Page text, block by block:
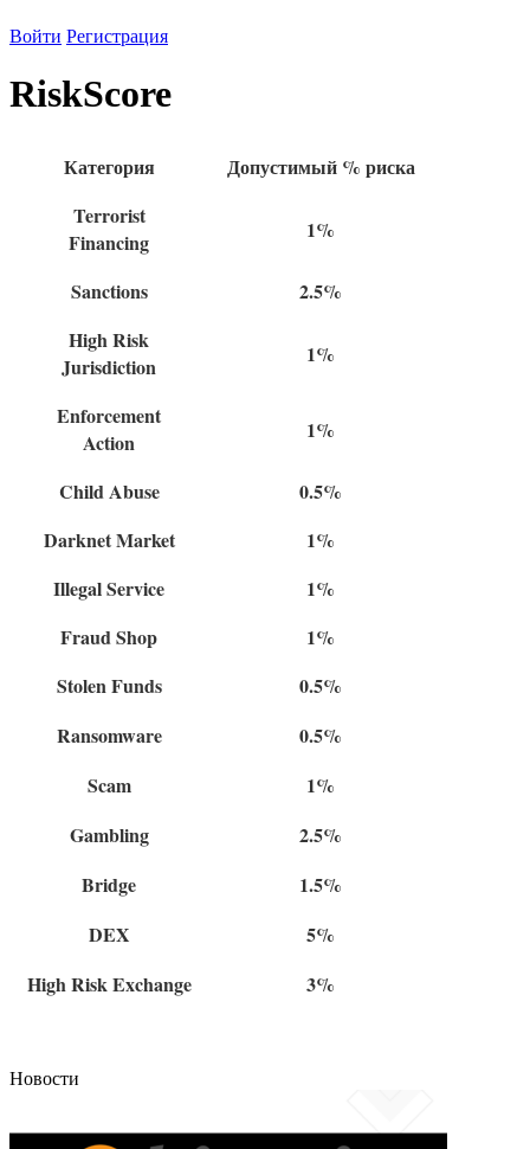
Войти Регистрация
RiskScore
Категория
Допустимый % риска
Terrorist
Financing
1%
Sanctions
2.5%
High Risk
Jurisdiction
1%
Enforcement
Action
1%
Child Abuse
0.5%
Darknet Market
1%
Illegal Service
1%
Fraud Shop
1%
Stolen Funds
0.5%
Ransomware
0.5%
Scam
1%
Gambling
2.5%
Bridge
1.5%
DEX
5%
High Risk Exchange
3%
Новости